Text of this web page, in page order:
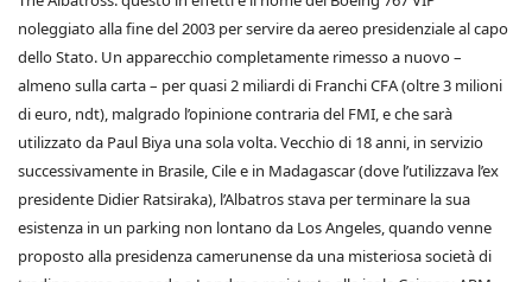
noleggiato alla fine del 2003 per servire da aereo presidenziale al capo
dello Stato. Un apparecchio completamente rimesso a nuovo –
almeno sulla carta – per quasi 2 miliardi di Franchi CFA (oltre 3 milioni
di euro, ndt), malgrado l’opinione contraria del FMI, e che sarà
utilizzato da Paul Biya una sola volta. Vecchio di 18 anni, in servizio
successivamente in Brasile, Cile e in Madagascar (dove l’utilizzava l’ex
presidente Didier Ratsiraka), l’Albatros stava per terminare la sua
esistenza in un parking non lontano da Los Angeles, quando venne
proposto alla presidenza camerunense da una misteriosa società di